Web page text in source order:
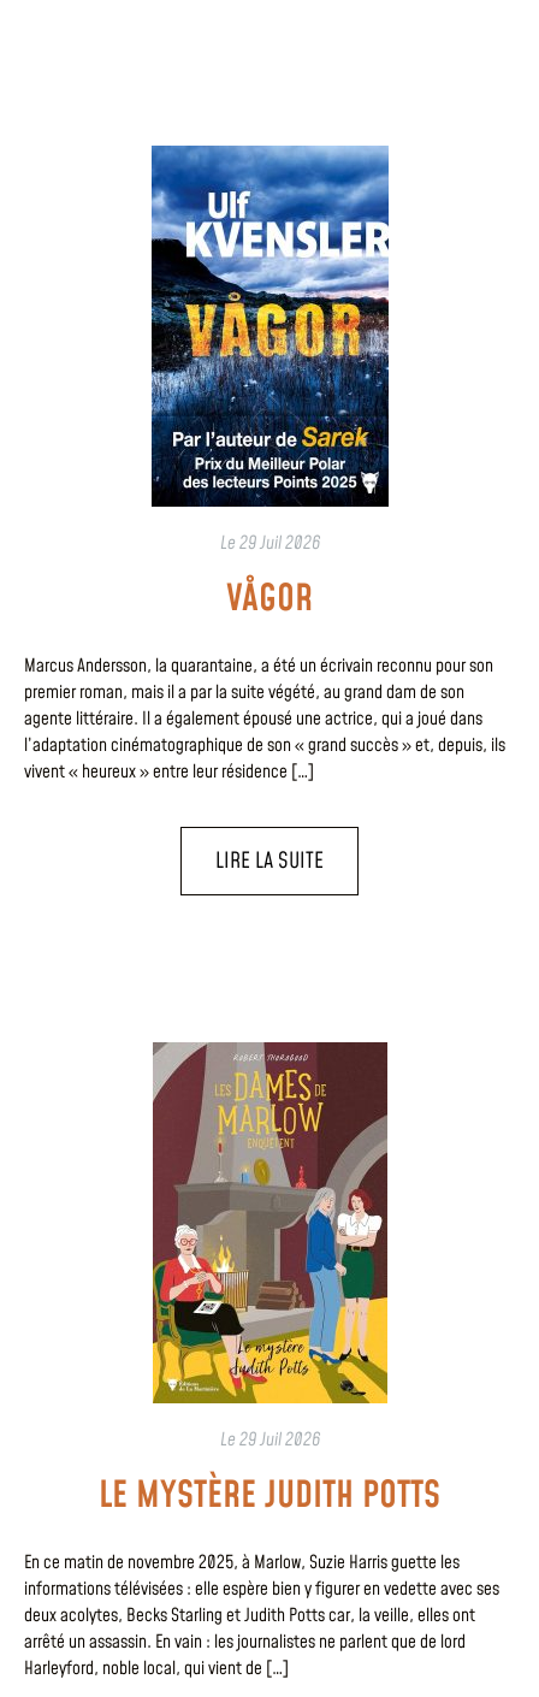
Le29 Juil 2026
VÅGOR
Marcus Andersson, la quarantaine, a été un écrivain reconnu pour son
premier roman, mais il a par la suite végété, au grand dam de son
agente littéraire. Il a également épousé une actrice, qui a joué dans
l’adaptation cinématographique de son « grand succès » et, depuis, ils
vivent « heureux » entre leur résidence […]
LIRE LA SUITE
Le29 Juil 2026
LE MYSTÈRE JUDITH POTTS
En ce matin de novembre 2025, à Marlow, Suzie Harris guette les
informations télévisées : elle espère bien y figurer en vedette avec ses
deux acolytes, Becks Starling et Judith Potts car, la veille, elles ont
arrêté un assassin. En vain : les journalistes ne parlent que de lord
Harleyford, noble local, qui vient de […]